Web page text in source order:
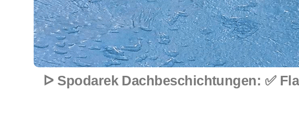
ᐅ Spodarek Dachbeschichtungen: ✅